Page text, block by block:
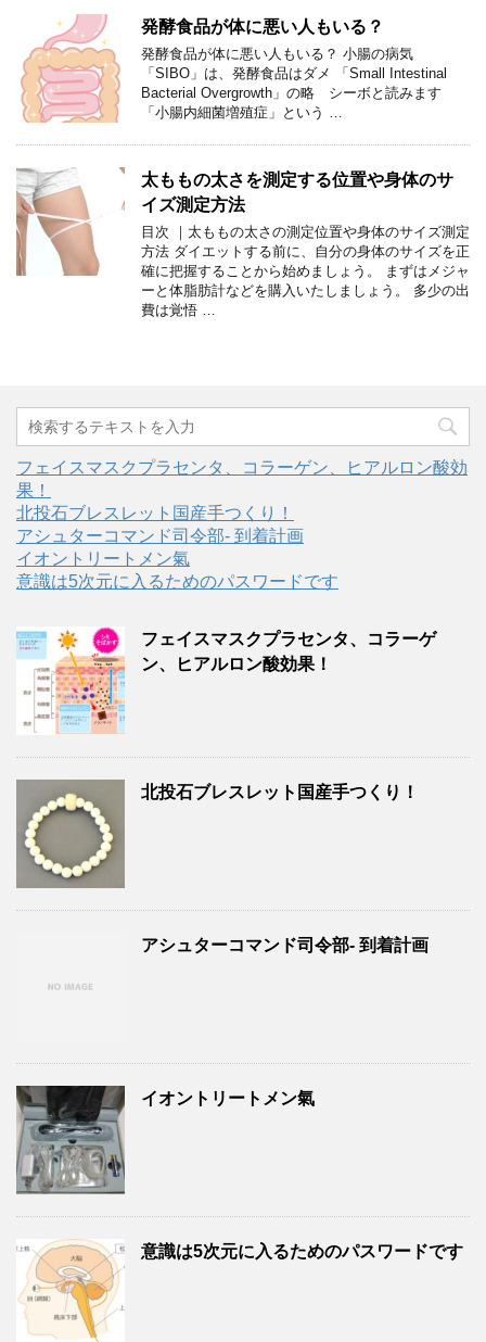
発酵食品が体に悪い人もいる？
発酵食品が体に悪い人もいる？ 小腸の病気
「SIBO」は、発酵食品はダメ 「Small Intestinal
Bacterial Overgrowth」の略 シーボと読みます
「小腸内細菌増殖症」という …
太ももの太さを測定する位置や身体のサ
イズ測定方法
目次 ｜太ももの太さの測定位置や身体のサイズ測定
方法 ダイエットする前に、自分の身体のサイズを正
確に把握することから始めましょう。 まずはメジャ
ーと体脂肪計などを購入いたしましょう。 多少の出
費は覚悟 …
フェイスマスクプラセンタ、コラーゲン、ヒアルロン酸効
果！
北投石ブレスレット国産手つくり！
アシュターコマンド司令部- 到着計画
イオントリートメン氣
意識は5次元に入るためのパスワードです
フェイスマスクプラセンタ、コラーゲ
ン、ヒアルロン酸効果！
北投石ブレスレット国産手つくり！
アシュターコマンド司令部- 到着計画
イオントリートメン氣
意識は5次元に入るためのパスワードです